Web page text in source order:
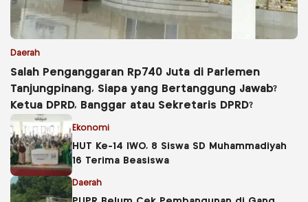
Daerah
Salah Penganggaran Rp740 Juta di Parlemen
Tanjungpinang, Siapa yang Bertanggung Jawab?
Ketua DPRD, Banggar atau Sekretaris DPRD?
Ekonomi
HUT Ke-14 IWO, 8 Siswa SD Muhammadiyah
16 Terima Beasiswa
Daerah